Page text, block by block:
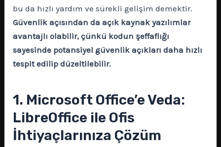
bu da hızlı yardım ve sürekli gelişim demektir.
Güvenlik açısından da açık kaynak yazılımlar
avantajlı olabilir, çünkü kodun şeffaflığı
sayesinde potansiyel güvenlik açıkları daha hızlı
tespit edilip düzeltilebilir.
1. Microsoft Office’e Veda:
LibreOffice ile Ofis
İhtiyaçlarınıza Çözüm